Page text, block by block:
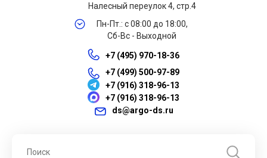
Налесный переулок 4, стр.4
Пн-Пт.: с 08:00 до 18:00,
Сб-Вс - Выходной
+7 (495) 970-18-36
+7 (499) 500-97-89
+7 (916) 318-96-13
+7 (916) 318-96-13
ds@argo-ds.ru